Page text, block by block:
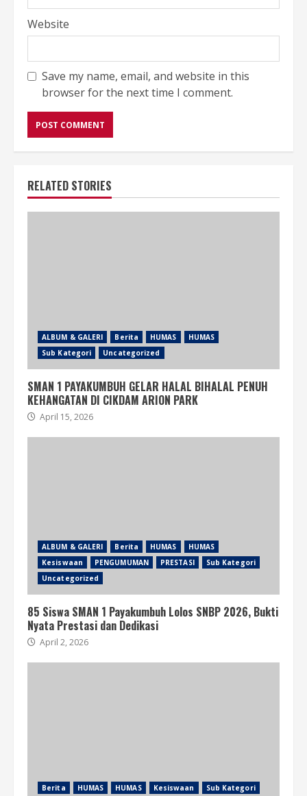
Website
Save my name, email, and website in this
browser for the next time I comment.
RELATED STORIES
ALBUM & GALERI Berita HUMAS
HUMAS
Sub Kategori
Uncategorized
SMAN 1 PAYAKUMBUH GELAR HALAL BIHALAL PENUH
KEHANGATAN DI CIKDAM ARION PARK
April 15, 2026
ALBUM & GALERI Berita HUMAS
HUMAS
Kesiswaan
PENGUMUMAN PRESTASI
Sub Kategori
Uncategorized
85 Siswa SMAN 1 Payakumbuh Lolos SNBP 2026, Bukti
Nyata Prestasi dan Dedikasi
April 2, 2026
Berita HUMAS HUMAS Kesiswaan
Sub Kategori